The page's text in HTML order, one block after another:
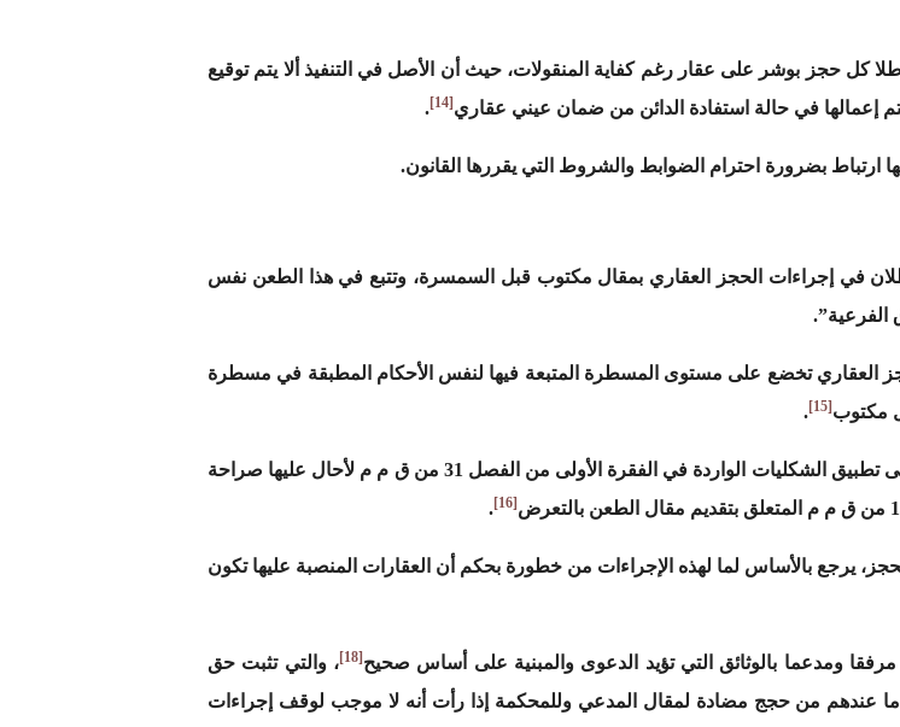
و469 من ق م م فإنه يعتبر باطلا كل حجز بوشر على عقار رغم كفاية المنقولات، حيث أن الأصل في التنفيذ ألا يتم توقيع
يتم إعمالها في حالة استفادة الدائن من ضمان عيني عقاري [14]
.
بضرورة احترام الضوابط والشروط التي يقررها القانون.
بالبطلان في إجراءات الحجز العقاري بمقال مكتوب قبل السمسرة، وتتبع في هذا الطعن نفس
الفرعية”.
العقاري تخضع على مستوى المسطرة المتبعة فيها لنفس الأحكام المطبقة في مسطرة
مكتوب [15]
.
ويبدو هذا الرأي أكثر انسجاما مع المنطق إذ لو كان المشرع يهدف إلى تطبيق الشكليات الواردة في الفقرة الأولى من الفصل 31 من ق م م لأحال عليها صراحة
[16]
.
يرجع بالأساس لما لهذه الإجراءات من خطورة بحكم أن العقارات المنصبة عليها تكون
ومدعما بالوثائق التي تؤيد الدعوى والمبنية على أساس صحيح [18]
، والتي تثبت حق
ما عندهم من حجج مضادة لمقال المدعي وللمحكمة إذا رأت أنه لا موجب لوقف إجراءات